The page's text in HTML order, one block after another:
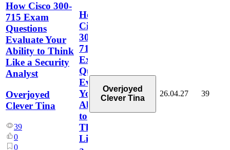
How Cisco 300-
715 Exam
Questions
Evaluate Your
Ability to Think
Like a Security
Analyst
Overjoyed
Clever Tina
39
0
0
How
Cisco
300-
715
Exam
Questions
Evaluate
Your
Ability
to
Think
Like
Overjoyed
Clever Tina
26.04.27 39